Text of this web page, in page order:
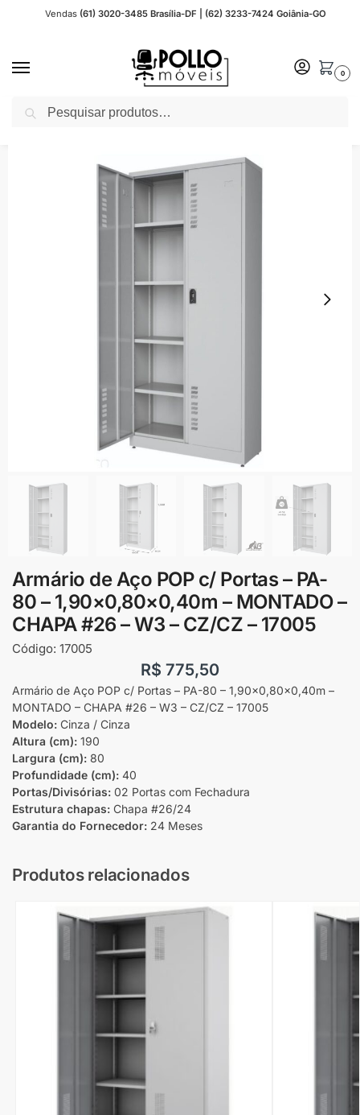
Vendas (61) 3020-3485 Brasília-DF | (62) 3233-7424 Goiânia-GO
0
Início Móveis de Aço para Escritório
Armário de Aço POP c/ Portas – PA-
80 – 1,90×0,80×0,40m – MONTADO –
CHAPA #26 – W3 – CZ/CZ – 17005
Código: 17005
R$ 775,50
Armário de Aço POP c/ Portas – PA-80 – 1,90×0,80×0,40m –
MONTADO – CHAPA #26 – W3 – CZ/CZ – 17005
Modelo: Cinza / Cinza
Altura (cm): 190
Largura (cm): 80
Profundidade (cm): 40
Portas/Divisórias: 02 Portas com Fechadura
Estrutura chapas: Chapa #26/24
Garantia do Fornecedor: 24 Meses
Produtos relacionados